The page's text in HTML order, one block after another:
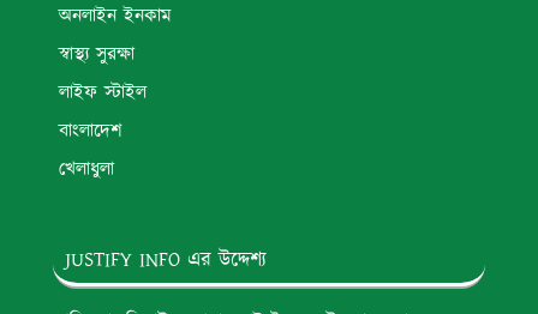
অনলাইন ইনকাম
স্বাস্থ্য সুরক্ষা
লাইফ স্টাইল
বাংলাদেশ
খেলাধুলা
JUSTIFY INFO এর উদ্দেশ্য